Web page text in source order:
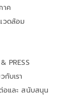
าค
วดล้อม
PRESS
กับเรา
อและ สนับสนุน